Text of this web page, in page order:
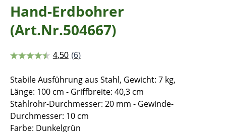
Hand-Erdbohrer
(Art.Nr.504667)
Stabile Ausführung aus Stahl, Gewicht: 7 kg,
Länge: 100 cm - Griffbreite: 40,3 cm
Stahlrohr-Durchmesser: 20 mm - Gewinde-
Durchmesser: 10 cm
Farbe: Dunkelgrün